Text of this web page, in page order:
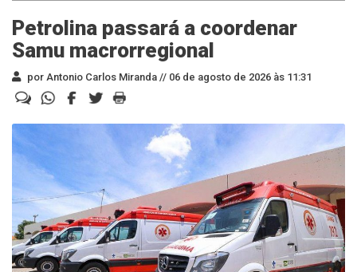
Petrolina passará a coordenar
Samu macrorregional
por Antonio Carlos Miranda // 06 de agosto de 2026 às 11:31